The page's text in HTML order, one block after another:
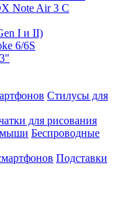
Note Air 3 C
I и II)
6/6S
Стилусы для
для рисования
Беспроводные
Подставки